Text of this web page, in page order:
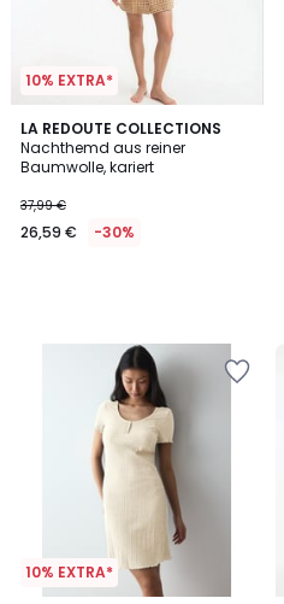
10% EXTRA*
LA REDOUTE COLLECTIONS
Nachthemd aus reiner
Baumwolle, kariert
37,99 €
26,59 € -30%
10% EXTRA*